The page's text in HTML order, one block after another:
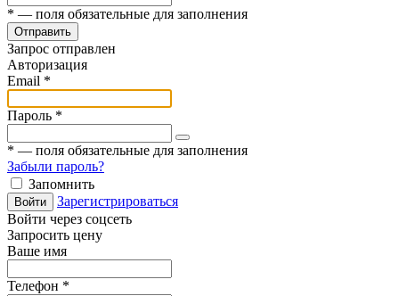
* — поля обязательные для заполнения
Отправить
Запрос отправлен
Авторизация
Email *
Пароль *
* — поля обязательные для заполнения
Забыли пароль?
Запомнить
Войти
Зарегистрироваться
Войти через соцсеть
Запросить цену
Ваше имя
Телефон *